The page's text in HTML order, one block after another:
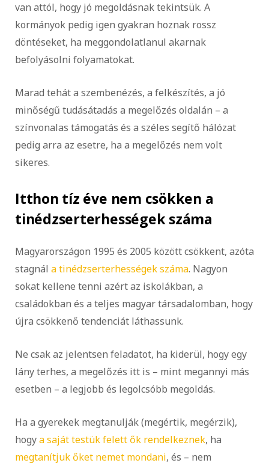
van attól, hogy jó megoldásnak tekintsük. A
kormányok pedig igen gyakran hoznak rossz
döntéseket, ha meggondolatlanul akarnak
befolyásolni folyamatokat.
Marad tehát a szembenézés, a felkészítés, a jó
minőségű tudásátadás a megelőzés oldalán – a
színvonalas támogatás és a széles segítő hálózat
pedig arra az esetre, ha a megelőzés nem volt
sikeres.
Itthon tíz éve nem csökken a
tinédzserterhességek száma
Magyarországon 1995 és 2005 között csökkent, azóta
stagnál a tinédzserterhességek száma. Nagyon
sokat kellene tenni azért az iskolákban, a
családokban és a teljes magyar társadalomban, hogy
újra csökkenő tendenciát láthassunk.
Ne csak az jelentsen feladatot, ha kiderül, hogy egy
lány terhes, a megelőzés itt is – mint megannyi más
esetben – a legjobb és legolcsóbb megoldás.
Ha a gyerekek megtanulják (megértik, megérzik),
hogya saját testük felett ők rendelkeznek, ha
megtanítjuk őket nemet mondani, és – nem